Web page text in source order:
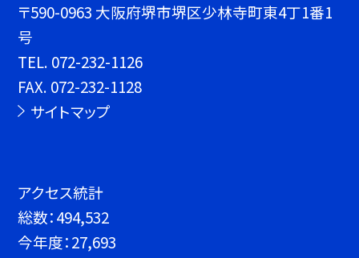
〒590-0963 大阪府堺市堺区少林寺町東4丁1番1
号
TEL. 072-232-1126
FAX. 072-232-1128
サイトマップ
アクセス統計
総数：494,532
今年度：27,693